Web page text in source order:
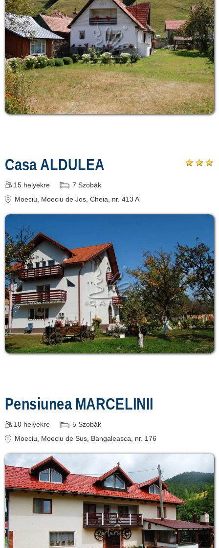
Casa ALDULEA
15 helyekre 7 Szobák
Moeciu , Moeciu de Jos, Cheia, nr. 413 A
Pensiunea MARCELINII
10 helyekre 5 Szobák
Moeciu, Moeciu de Sus, Bangaleasca, nr. 176